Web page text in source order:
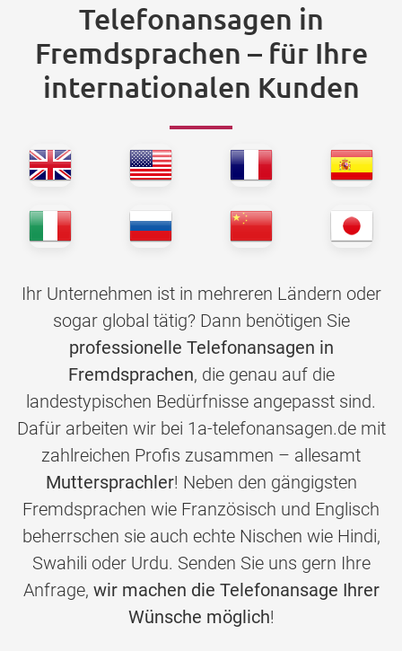
Telefonansagen in
Fremdsprachen – für Ihre
internationalen Kunden
Ihr Unternehmen ist in mehreren Ländern oder
sogar global tätig? Dann benötigen Sie
professionelle Telefonansagen in
Fremdsprachen, die genau auf die
landestypischen Bedürfnisse angepasst sind.
Dafür arbeiten wir bei 1a-telefonansagen.de mit
zahlreichen Profis zusammen – allesamt
Muttersprachler! Neben den gängigsten
Fremdsprachen wie Französisch und Englisch
beherrschen sie auch echte Nischen wie Hindi,
Swahili oder Urdu. Senden Sie uns gern Ihre
Anfrage, wir machen die Telefonansage Ihrer
Wünsche möglich!